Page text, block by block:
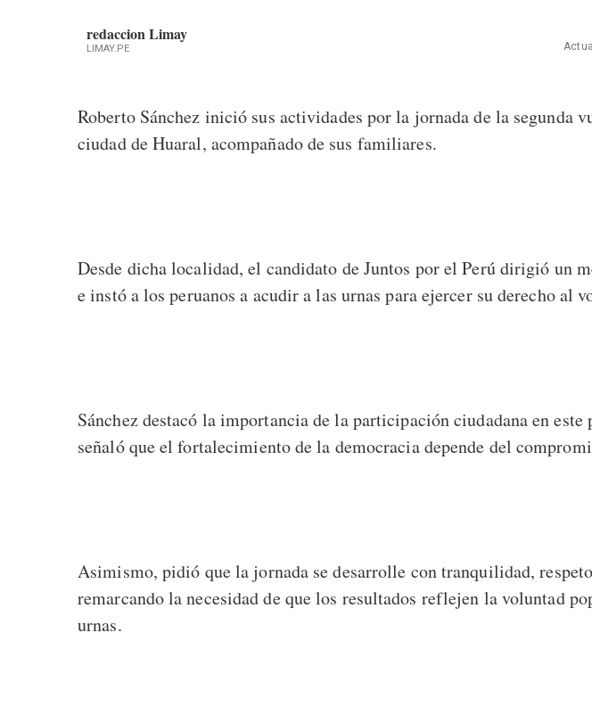
redaccion Limay
LIMAY.PE
Roberto Sánchez inició sus actividades por la jornada de la segunda
ciudad de Huaral, acompañado de sus familiares.
Desde dicha localidad, el candidato de Juntos por el Perú dirigió un
e instó a los peruanos a acudir a las urnas para ejercer su derecho al
Sánchez destacó la importancia de la participación ciudadana en
señaló que el fortalecimiento de la democracia depende del
Asimismo, pidió que la jornada se desarrolle con tranquilidad,
remarcando la necesidad de que los resultados reflejen la voluntad
urnas.